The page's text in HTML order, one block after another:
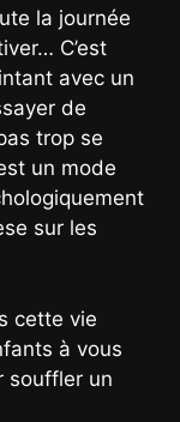
la journée
C’est
avec un
de
trop se
un mode
sur les
cette vie
à vous
souffler un